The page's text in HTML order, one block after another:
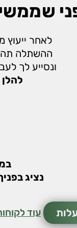
לאחר ייעוץ
ההשתלה
ונסייע לך
נציג
עוד